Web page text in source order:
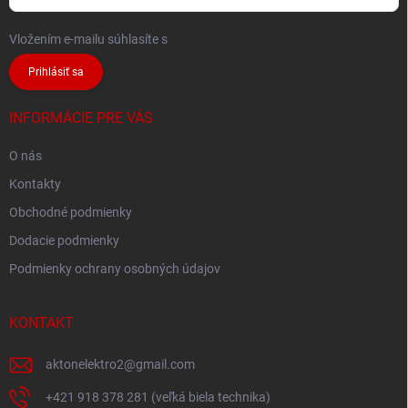
Vložením e-mailu súhlasíte s
Prihlásiť sa
INFORMÁCIE PRE VÁS
O nás
Kontakty
Obchodné podmienky
Dodacie podmienky
Podmienky ochrany osobných údajov
KONTAKT
aktonelektro2@gmail.com
+421 918 378 281 (veľká biela technika)